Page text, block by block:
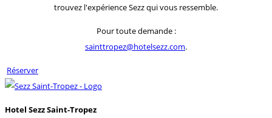
trouvez l'expérience Sezz qui vous ressemble.
Pour toute demande :
sainttropez@hotelsezz.com.
Réserver
Hotel Sezz Saint-Tropez